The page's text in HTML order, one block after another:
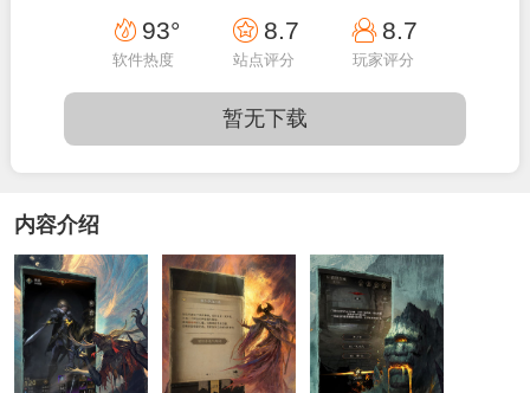
16:50:03
93°
软件热度
8.7
站点评分
8.7
玩家评分
暂无下载
内容介绍